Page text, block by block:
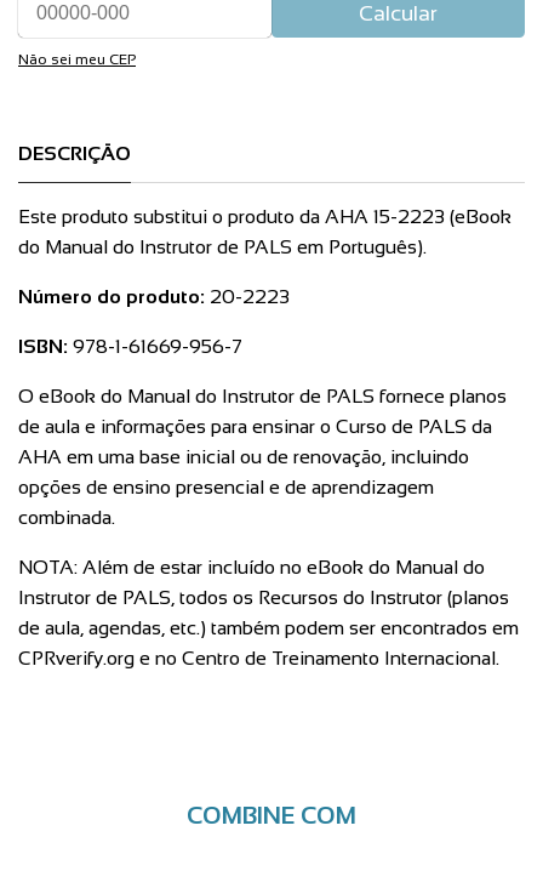
Calcular
Não sei meu CEP
DESCRIÇÃO
Este produto substitui o produto da AHA 15-2223 (eBook
do Manual do Instrutor de PALS em Português).
Número do produto: 20-2223
ISBN: 978-1-61669-956-7
O eBook do Manual do Instrutor de PALS fornece planos
de aula e informações para ensinar o Curso de PALS da
AHA em uma base inicial ou de renovação, incluindo
opções de ensino presencial e de aprendizagem
combinada.
NOTA: Além de estar incluído no eBook do Manual do
Instrutor de PALS, todos os Recursos do Instrutor (planos
de aula, agendas, etc.) também podem ser encontrados em
CPRverify.org e no Centro de Treinamento Internacional.
COMBINE COM